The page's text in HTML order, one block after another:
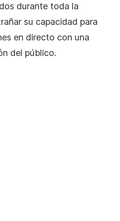
durante toda la
su capacidad para
en directo con una
del público.